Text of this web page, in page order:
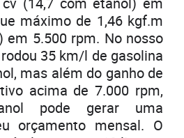
máximo de 1,46 kgf.m
em 5.500 rpm. No nosso
35 km/l de gasolina
mas além do ganho de
acima de 7.000 rpm,
pode gerar uma
orçamento mensal. O